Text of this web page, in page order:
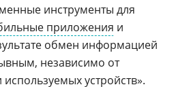
инструменты для
приложения и
обмен информацией
независимо от
устройств».